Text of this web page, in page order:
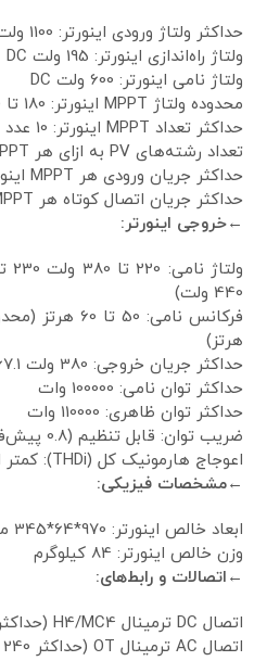
حداکثر ولتاژ ورودی اینورتر: 1100 ولت DC
ولتاژ راه‌اندازی اینورتر: 195 ولت DC
ولتاژ نامی اینورتر: 600 ولت DC
محدوده ولتاژ MPPT اینورتر: 180 تا 1000 ولت DC
حداکثر تعداد MPPT اینورتر: 10 عدد
تعداد رشته‌های PV به ازای هر MPPT اینورتر: 2 عدد
حداکثر جریان ورودی هر MPPT اینورتر: 32 آمپر DC
حداکثر جریان اتصال کوتاه هر MPPT اینورتر: 40 آمپر DC
←خروجی اینورتر:
440 ولت)
هرتز)
حداکثر جریان خروجی: 380 ولت 167.1 آمپر 400 ولت 158.8 آمپر
حداکثر توان نامی: 100000 وات
حداکثر توان ظاهری: 110000 وات
ضریب توان: قابل تنظیم (0.8 پیش‌فاز تا 0.8 پس‌فاز)
اعوجاج هارمونیک کل (THDi): کمتر از ۳ درصد
←مشخصات فیزیکی:
ابعاد خالص اینورتر: 970*64*345 میلی متر
وزن خالص اینورتر: 84 کیلوگرم
←اتصالات و رابط‌های:
اتصال DC ترمینال H4/MC4 (حداکثر 6 میلی متر)
اتصال AC ترمینال OT (حداکثر 240 میلی متر)